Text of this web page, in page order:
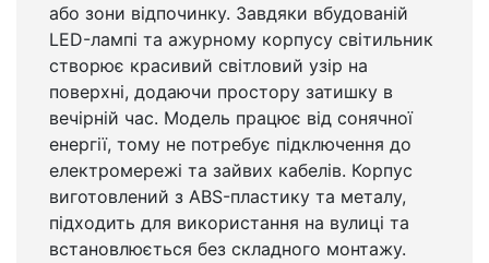
або зони відпочинку. Завдяки вбудованій
LED-лампі та ажурному корпусу світильник
створює красивий світловий узір на
поверхні, додаючи простору затишку в
вечірній час. Модель працює від сонячної
енергії, тому не потребує підключення до
електромережі та зайвих кабелів. Корпус
виготовлений з ABS-пластику та металу,
підходить для використання на вулиці та
встановлюється без складного монтажу.